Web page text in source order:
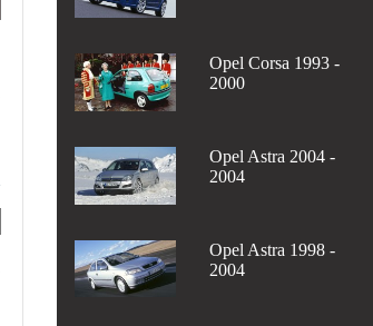
Opel Corsa 1993 -
2000
Opel Astra 2004 -
2004
Opel Astra 1998 -
2004